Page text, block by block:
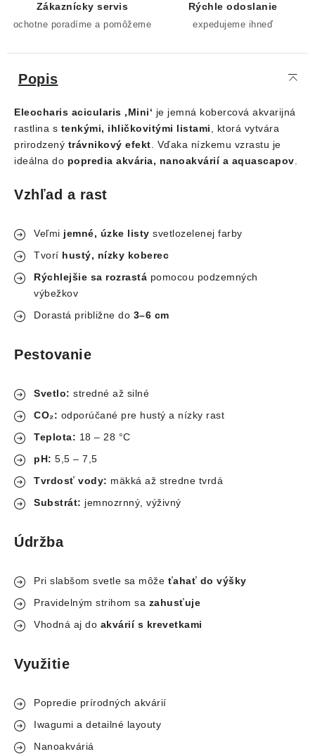
Zákaznícky servis
ochotne poradíme a pomôžeme
Rýchle odoslanie
expedujeme ihneď
Popis
Eleocharis acicularis ‚Mini‘ je jemná kobercová akvarijná
rastlina s tenkými, ihličkovitými listami , ktorá vytvára
prirodzený trávnikový efekt . Vďaka nízkemu vzrastu je
ideálna do popredia akvária, nanoakvárií a aquascapov
Vzhľad a rast
Veľmi jemné, úzke listy svetlozelenej farby
Tvorí hustý, nízky koberec
Rýchlejšie sa rozrastá pomocou podzemných
výbežkov
Dorastá približne do 3–6 cm
Pestovanie
Svetlo: stredné až silné
CO₂: odporúčané pre hustý a nízky rast
Teplota: 18 – 28 °C
pH: 5,5 – 7,5
Tvrdosť vody: mäkká až stredne tvrdá
Substrát: jemnozrnný, výživný
Údržba
Pri slabšom svetle sa môže ťahať do výšky
Pravidelným strihom sa zahusťuje
Vhodná aj do akvárií s krevetkami
Využitie
Popredie prírodných akvárií
Iwagumi a detailné layouty
Nanoakváriá